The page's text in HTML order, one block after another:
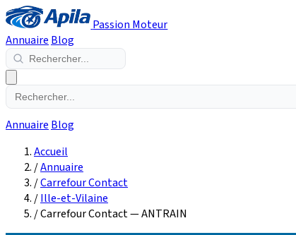
Passion Moteur
Annuaire Blog
Annuaire Blog
Accueil
/Annuaire
/Carrefour Contact
/Ille-et-Vilaine
/Carrefour Contact — ANTRAIN